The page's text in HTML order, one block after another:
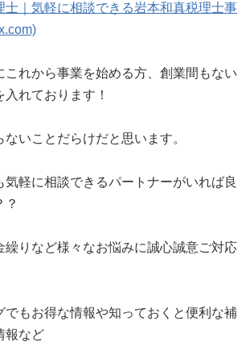
士｜気軽に相談できる岩本和真税理士事
これから事業を始める方、創業間もない
れております！
いことだらけだと思います。
気軽に相談できるパートナーがいれば良
？
繰りなど様々なお悩みに誠心誠意ご対応
でもお得な情報や知っておくと便利な補
報など